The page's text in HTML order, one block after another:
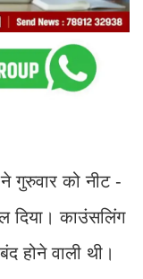
गुरुवार को नीट -
दिया। काउंसलिंग
होने वाली थी।